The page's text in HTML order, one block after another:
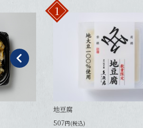
地豆腐
507円(税込)